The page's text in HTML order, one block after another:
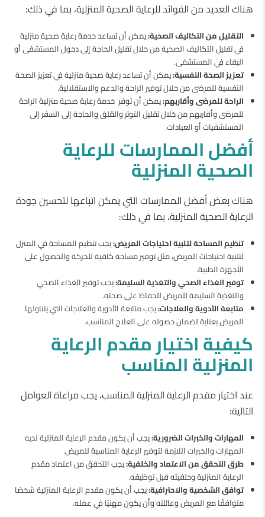
هناك العديد من الفوائد للرعاية الصحية المنزلية، بما في ذلك:
التقليل من التكاليف الصحية:يمكن أن تساعد خدمة رعاية صحية منزلية
في تقليل التكاليف الصحية من خلال تقليل الحاجة إلى دخول المستشفى أو
البقاء في المستشفى.
تعزيز الصحة النفسية:يمكن أن تساعد رعاية صحية منزلية في تعزيز الصحة
النفسية للمرضى من خلال توفير الراحة والدعم والاستقلالية.
الراحة للمرضى وأقاربهم:يمكن أن توفر خدمة رعاية صحية منزلية الراحة
للمرضى وأقاربهم من خلال تقليل التوتر والقلق والحاجة إلى السفر إلى
المستشفيات أو العيادات.
أفضل الممارسات للرعاية
الصحية المنزلية
هناك بعض أفضل الممارسات التي يمكن اتباعها لتحسين جودة
الرعاية الصحية المنزلية، بما في ذلك:
تنظيم المساحة لتلبية احتياجات المريض:يجب تنظيم المساحة في المنزل
لتلبية احتياجات المريض، مثل توفير مساحة كافية للحركة والحصول على
الأجهزة الطبية.
توفير الغذاء الصحي والتغذية السليمة:يجب توفير الغذاء الصحي
والتغذية السليمة للمريض للحفاظ على صحته.
متابعة الأدوية والعلاجات:يجب متابعة الأدوية والعلاجات التي يتناولها
المريض بعناية لضمان حصوله على العلاج المناسب.
كيفية اختيار مقدم الرعاية
المنزلية المناسب
عند اختيار مقدم الرعاية المنزلية المناسب، يجب مراعاة العوامل
التالية:
المهارات والخبرات الضرورية:يجب أن يكون مقدم الرعاية المنزلية لديه
المهارات والخبرات اللازمة لتوفير الرعاية المناسبة للمريض.
طرق التحقق من الاعتماد والخلفية:يجب التحقق من اعتماد مقدم
الرعاية المنزلية وخلفيته قبل توظيفه.
توافق الشخصية والاحترافية:يجب أن يكون مقدم الرعاية المنزلية شخصًا
متوافقًا مع المريض وعائلته وأن يكون مهنيًا في عمله.